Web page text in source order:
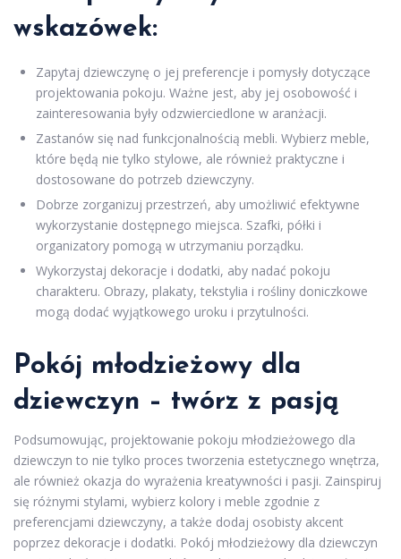
wskazówek:
Zapytaj dziewczynę o jej preferencje i pomysły dotyczące
projektowania pokoju. Ważne jest, aby jej osobowość i
zainteresowania były odzwierciedlone w aranżacji.
Zastanów się nad funkcjonalnością mebli. Wybierz meble,
które będą nie tylko stylowe, ale również praktyczne i
dostosowane do potrzeb dziewczyny.
Dobrze zorganizuj przestrzeń, aby umożliwić efektywne
wykorzystanie dostępnego miejsca. Szafki, półki i
organizatory pomogą w utrzymaniu porządku.
Wykorzystaj dekoracje i dodatki, aby nadać pokoju
charakteru. Obrazy, plakaty, tekstylia i rośliny doniczkowe
mogą dodać wyjątkowego uroku i przytulności.
Pokój młodzieżowy dla
dziewczyn – twórz z pasją
Podsumowując, projektowanie pokoju młodzieżowego dla
dziewczyn to nie tylko proces tworzenia estetycznego wnętrza,
ale również okazja do wyrażenia kreatywności i pasji. Zainspiruj
się różnymi stylami, wybierz kolory i meble zgodnie z
preferencjami dziewczyny, a także dodaj osobisty akcent
poprzez dekoracje i dodatki. Pokój młodzieżowy dla dziewczyn